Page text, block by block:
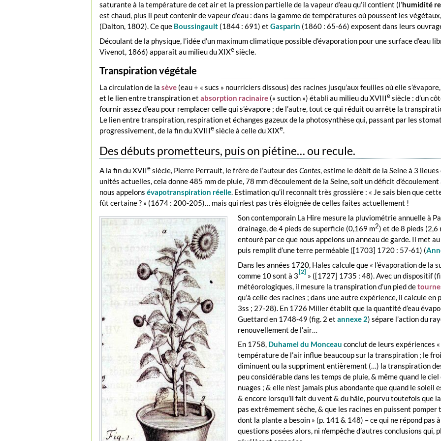
saturante à la température de cet air et la pression partielle de la vapeur d’eau qu’il contient (l’humidité
est chaud, plus il peut contenir de vapeur d’eau : dans la gamme de températures où poussent les
(Dalton, 1802). Ce que Boussingault (1844 : 691) etGasparin (1860 : 65-66) exposent dans leurs
Découlant de la physique, l’idée d’un maximum climatique possible d’évaporation pour une surface d’eau
Vivenot, 1866) apparaît au milieu du XIXesiècle.
Transpiration végétale
La circulation de lasève (eau + « sucs » nourriciers dissous) des racines jusqu’aux feuilles où elle
et le lien entre transpiration etabsorption racinaire (« suction ») établi au milieu du XVIIIesiècle : d’un
fournir assez d’eau pour remplacer celle qui s’évapore ; de l’autre, tout ce qui réduit ou arrête la
Le lien entre transpiration, respiration et échanges gazeux de la photosynthèse qui, passant par les
progressivement, de la fin du XVIIIesiècle à celle du XIXe.
Des débuts prometteurs, puis on piétine… ou recule.
A la fin du XVIIesiècle, Pierre Perrault, le frère de l’auteur desContes, estime le débit de la Seine à 3
unités actuelles, cela donne 485 mm de pluie, 78 mm d’écoulement de la Seine, soit un déficit
nous appelonsévapotranspiration réelle. Estimation qu’il reconnaît très grossière : « Je sais bien que
fût certaine ? » (1674 : 200-205)… mais qui n’est pas très éloignée de celles faites actuellement !
Son contemporain La Hire mesure la pluviométrie annuelle à
drainage, de 4 pieds de superficie (0,169 m2) et de 8 pieds
entouré par ce que nous appelons un anneau de garde. Il met
puis remplit d’une terre perméable ([1703] 1720 : 57-61) (
Dans les années 1720, Hales calcule que « l’évaporation de la
comme 10 sont à 3[2] » ([1727] 1735 : 48). Avec un dispositif
météorologiques, il mesure la transpiration d’un pied de
qu’à celle des racines ; dans une autre expérience, il calcule
3ss ; 27-28). En 1726 Miller établit que la quantité d’eau
Guettard en 1748-49 (fig. 2 etannexe 2) sépare l’action du
renouvellement de l’air…
En 1758, Duhamel du Monceau conclut de leurs expériences
température de l’air influe beaucoup sur la transpiration ; le
diminuent ou la suppriment entièrement (…) la transpiration
peu considérable dans les temps de pluie, & même quand le
nuages ; & elle n’est jamais plus abondante que quand le soleil
& encore lorsqu’il fait du vent & du hâle, pourvu toutefois que
pas extrêmement sèche, & que les racines en puissent pomper
dont la plante a besoin » (p. 141 & 148) – ce qui ne répond pas
questions posées alors, ni n’empêche d’autres conclusions qui,